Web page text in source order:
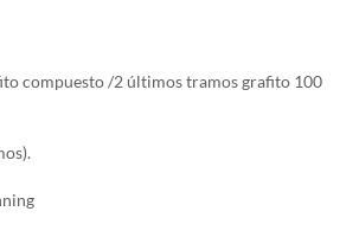
compuesto /2 últimos tramos grafito 100